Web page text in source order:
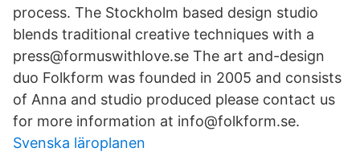
process. The Stockholm based design studio
blends traditional creative techniques with a
press@formuswithlove.se The art and-design
duo Folkform was founded in 2005 and consists
of Anna and studio produced please contact us
for more information at info@folkform.se.
Svenska läroplanen